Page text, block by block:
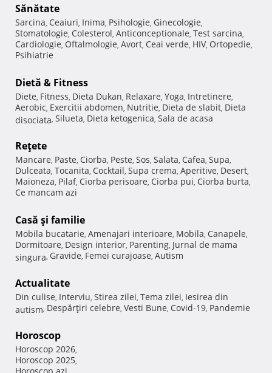
Sănătate
Sarcina, Ceaiuri, Inima, Psihologie, Ginecologie,
Stomatologie, Colesterol, Anticonceptionale, Test sarcina,
Cardiologie, Oftalmologie, Avort, Ceai verde, HIV, Ortopedie,
Psihiatrie
Dietă & Fitness
Diete, Fitness, Dieta Dukan, Relaxare, Yoga, Intretinere,
Aerobic, Exercitii abdomen, Nutritie, Dieta de slabit, Dieta
disociata, Silueta, Dieta ketogenica, Sala de acasa
Reţete
Mancare, Paste, Ciorba, Peste, Sos, Salata, Cafea, Supa,
Dulceata, Tocanita, Cocktail, Supa crema, Aperitive, Desert,
Maioneza, Pilaf, Ciorba perisoare, Ciorba pui, Ciorba burta,
Ce mancam azi
Casă şi familie
Mobila bucatarie, Amenajari interioare, Mobila, Canapele,
Dormitoare, Design interior, Parenting, Jurnal de mama
singura, Gravide, Femei curajoase, Autism
Actualitate
Din culise, Interviu, Stirea zilei, Tema zilei, Iesirea din
autism, Despărţiri celebre, Vesti Bune, Covid-19, Pandemie
Horoscop
Horoscop 2026,
Horoscop 2025,